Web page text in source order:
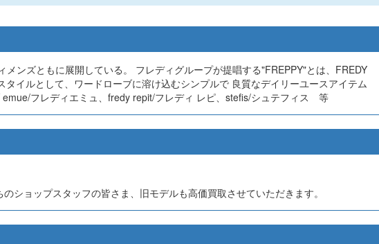
ンズともに展開している。 フレディグループが提唱する"FREPPY"とは、FREDY
タイルとして、ワードローブに溶け込むシンプルで 良質なデイリーユースアイテム
emue/フレディエミュ、fredy repit/フレディ レピ、stefis/シュテフィス 等
ショップスタッフの皆さま、旧モデルも高価買取させていただきます。